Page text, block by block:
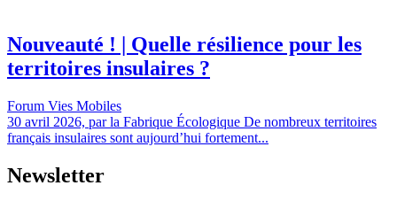
Nouveauté ! | Quelle résilience pour les
territoires insulaires ?
Forum Vies Mobiles
30 avril 2026, par la Fabrique Écologique De nombreux territoires
français insulaires sont aujourd’hui fortement...
Newsletter